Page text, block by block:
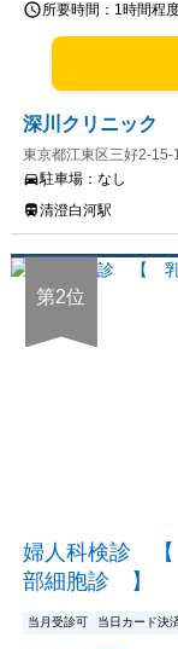
所要時間： 1時間程
深川クリニック
東京都江東区三好2-15-
駐車場： なし
清澄白河駅
第2位
婦人科検診
部細胞診 】
当月受診可 当日カード決